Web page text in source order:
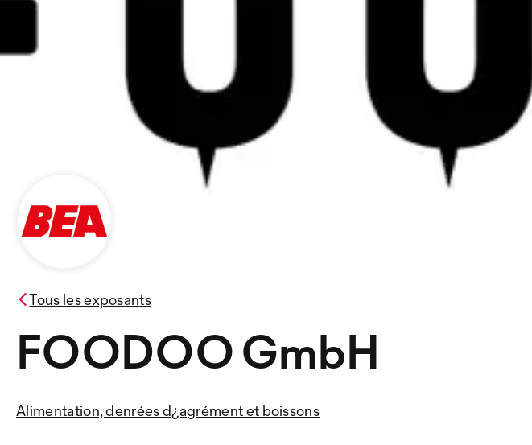
Tous les exposants
FOODOO GmbH
Alimentation, denrées d¿agrément et boissons